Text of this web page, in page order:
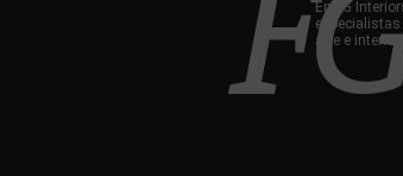
En FG
especialistas
arte e